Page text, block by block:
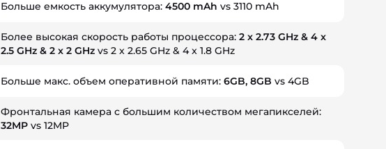
Больше емкость аккумулятора:4500 mAh vs 3110 mAh
Более высокая скорость работы процессора:2 x 2.73 GHz & 4 x
2.5 GHz & 2 x 2 GHz vs 2 x 2.65 GHz & 4 x 1.8 GHz
Больше макс. объем оперативной памяти:6GB, 8GB vs 4GB
Фронтальная камера с большим количеством мегапикселей:
32MP vs 12MP